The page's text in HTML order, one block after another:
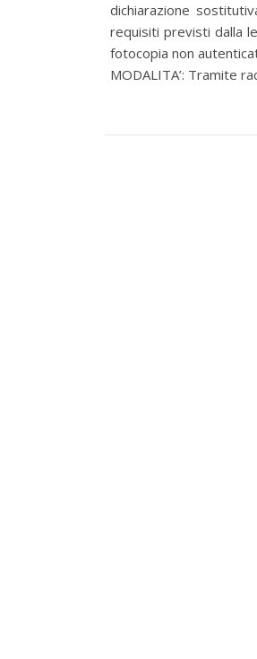
dichiarazione
requisiti previsti dalla
fotocopia non
MODALITA’: Tramite